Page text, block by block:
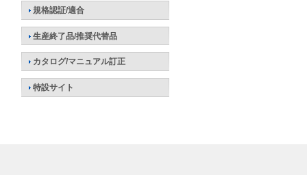
規格認証/適合
生産終了品/推奨代替品
カタログ/マニュアル訂正
特設サイト